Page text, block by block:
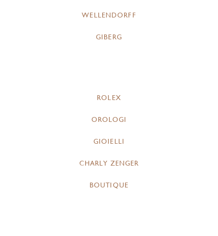
WELLENDORFF
GIBERG
ROLEX
OROLOGI
GIOIELLI
CHARLY ZENGER
BOUTIQUE